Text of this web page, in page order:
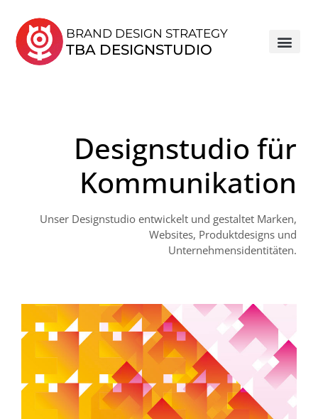
TBA DESIGNSTUDIO
BRAND DESIGN STRATEGY
Designstudio für
Kommunikation
Unser Designstudio entwickelt und gestaltet Marken,
Websites, Produktdesigns und
Unternehmensidentitäten.